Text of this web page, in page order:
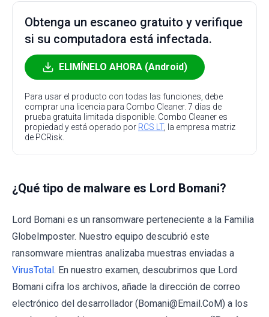
Obtenga un escaneo gratuito y verifique
si su computadora está infectada.
ELIMÍNELO AHORA (Android)
Para usar el producto con todas las funciones, debe
comprar una licencia para Combo Cleaner. 7 días de
prueba gratuita limitada disponible. Combo Cleaner es
propiedad y está operado por RCS LT, la empresa matriz
de PCRisk.
¿Qué tipo de malware es Lord Bomani?
Lord Bomani es un ransomware perteneciente a la Familia
GlobeImposter. Nuestro equipo descubrió este
ransomware mientras analizaba muestras enviadas a
VirusTotal. En nuestro examen, descubrimos que Lord
Bomani cifra los archivos, añade la dirección de correo
electrónico del desarrollador (Bomani@Email.CoM) a los